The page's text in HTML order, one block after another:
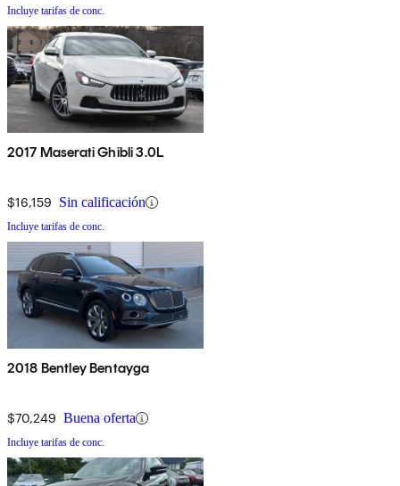
Incluye tarifas de conc.
2017 Maserati Ghibli 3.0L
$16,159 Sin calificación
Incluye tarifas de conc.
2018 Bentley Bentayga
$70,249 Buena oferta
Incluye tarifas de conc.